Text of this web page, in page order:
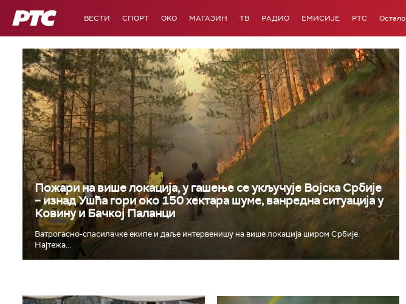
РТС ВЕСТИ СПОРТ OKO МАГАЗИН ТВ РАДИО ЕМИСИЈЕ РТС Остало
Пожари на више локација, у гашење се укључује Војска Србије
– изнад Ушћа гори око 150 хектара шуме, ванредна ситуација у
Ковину и Бачкој Паланци
Ватрогасно-спасилачке екипе и даље интервенишу на више локација широм Србије.
Најтежа...